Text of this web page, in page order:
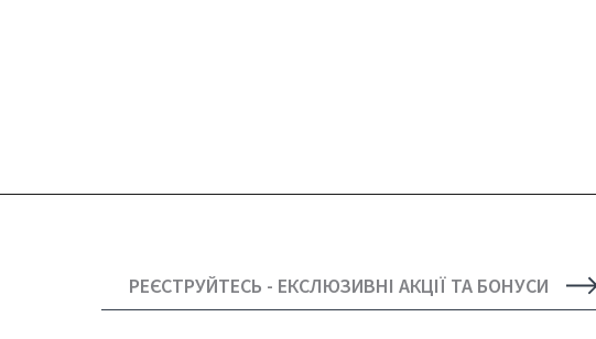
РЕЄСТРУЙТЕСЬ - ЕКСЛЮЗИВНІ АКЦІЇ ТА БОНУСИ